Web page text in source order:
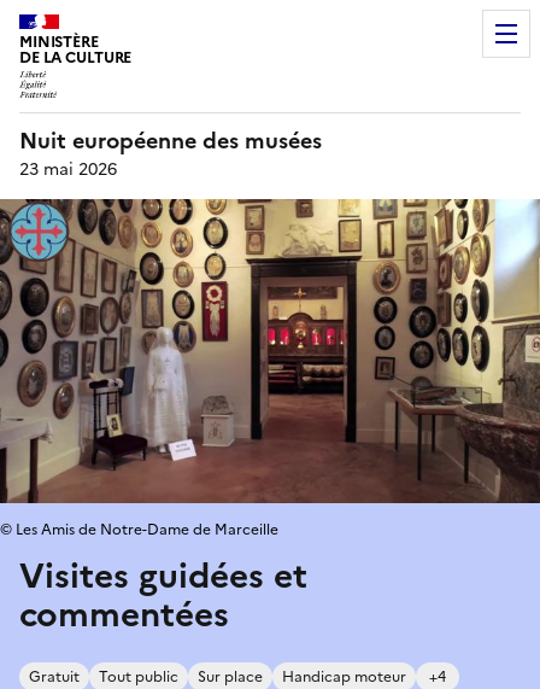
MINISTÈRE
DE LA CULTURE
Nuit européenne des musées
23 mai 2026
Visites guidées et
commentées
Gratuit Tout public Sur place Handicap moteur +4
© Les Amis de Notre-Dame de Marceille